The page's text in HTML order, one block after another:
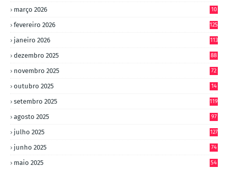
março 2026
10
fevereiro 2026 125
janeiro 2026 113
dezembro 2025 88
novembro 2025 72
outubro 2025
14
setembro 2025 119
agosto 2025 97
julho 2025 127
junho 2025 74
maio 2025 54